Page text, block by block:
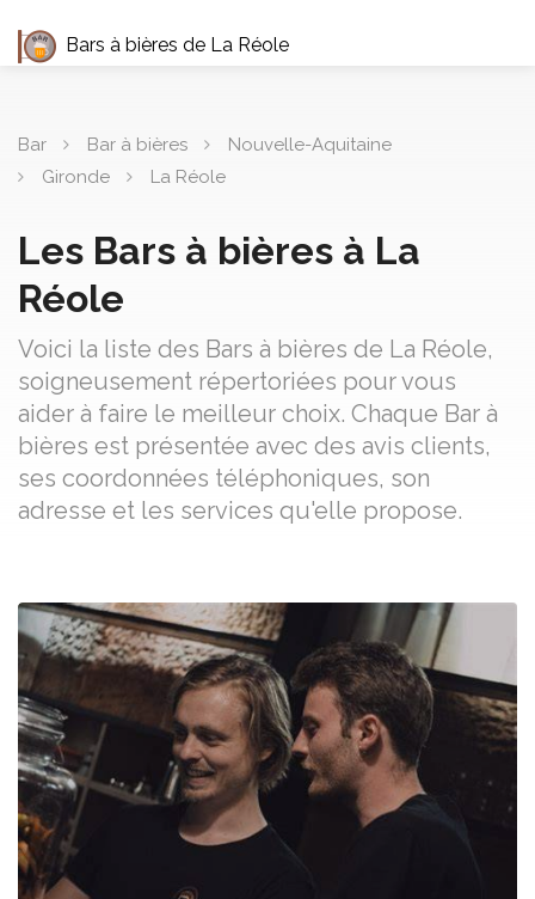
Bars à bières de La Réole
Bar Bar à bières
Nouvelle-Aquitaine
Gironde
La Réole
Les Bars à bières à La
Réole
Voici la liste des Bars à bières de La Réole,
soigneusement répertoriées pour vous
aider à faire le meilleur choix. Chaque Bar à
bières est présentée avec des avis clients,
ses coordonnées téléphoniques, son
adresse et les services qu'elle propose.